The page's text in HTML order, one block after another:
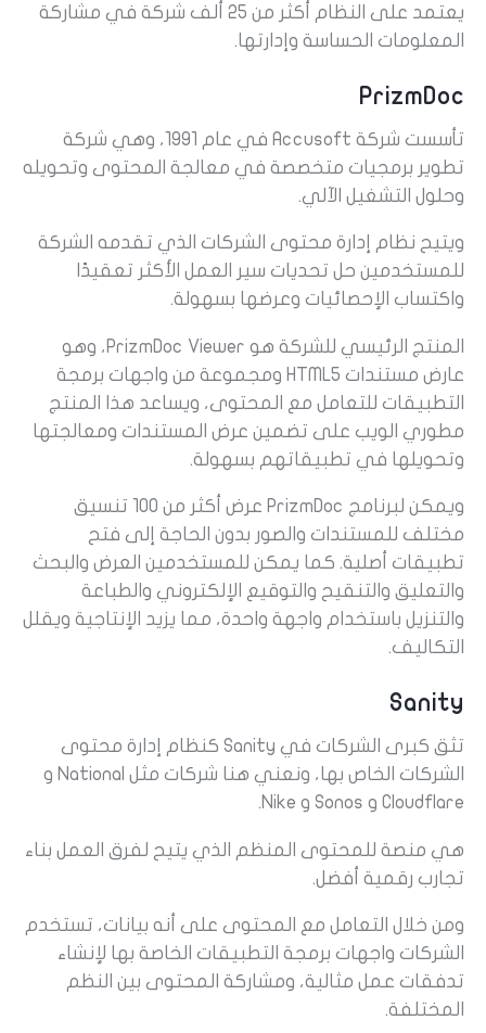
يعتمد على النظام أكثر من 25 ألف شركة في مشاركة
المعلومات الحساسة وإدارتها.
PrizmDoc
تأسست شركة Accusoft في عام 1991، وهي شركة
تطوير برمجيات متخصصة في معالجة المحتوى وتحويله
وحلول التشغيل الآلي.
ويتيح نظام إدارة محتوى الشركات الذي تقدمه الشركة
للمستخدمين حل تحديات سير العمل الأكثر تعقيدًا
واكتساب الإحصائيات وعرضها بسهولة.
المنتج الرئيسي للشركة هو PrizmDoc Viewer، وهو
عارض مستندات HTML5 ومجموعة من واجهات برمجة
التطبيقات للتعامل مع المحتوى، ويساعد هذا المنتج
مطوري الويب على تضمين عرض المستندات ومعالجتها
وتحويلها في تطبيقاتهم بسهولة.
ويمكن لبرنامج PrizmDoc عرض أكثر من 100 تنسيق
مختلف للمستندات والصور بدون الحاجة إلى فتح
تطبيقات أصلية. كما يمكن للمستخدمين العرض والبحث
والتعليق والتنقيح والتوقيع الإلكتروني والطباعة
والتنزيل باستخدام واجهة واحدة، مما يزيد الإنتاجية ويقلل
التكاليف.
Sanity
تثق كبرى الشركات في Sanity كنظام إدارة محتوى
الشركات الخاص بها، ونعني هنا شركات مثل National و
Cloudflare و Sonos و Nike.
هي منصة للمحتوى المنظم الذي يتيح لفرق العمل بناء
تجارب رقمية أفضل.
ومن خلال التعامل مع المحتوى على أنه بيانات، تستخدم
الشركات واجهات برمجة التطبيقات الخاصة بها لإنشاء
تدفقات عمل مثالية، ومشاركة المحتوى بين النظم
المختلفة.